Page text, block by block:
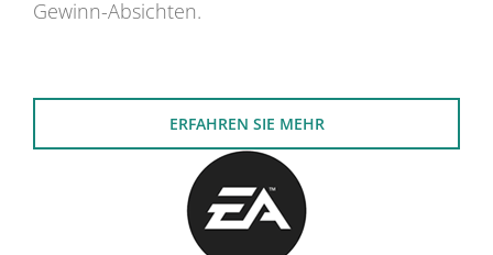
Gewinn-Absichten.
ERFAHREN SIE MEHR